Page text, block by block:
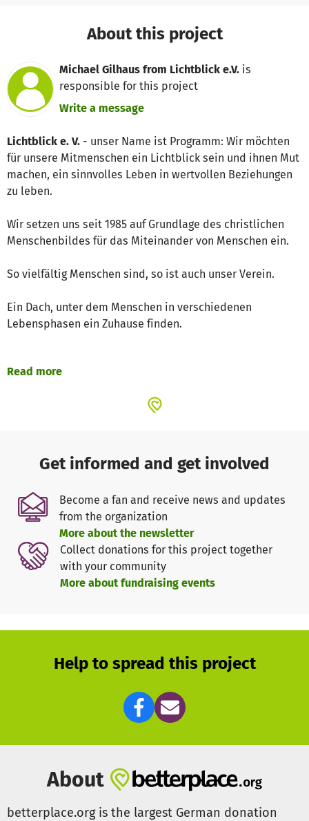
About this project
Michael Gilhaus from Lichtblick e.V. is
responsible for this project
Write a message
Lichtblick e. V. - unser Name ist Programm: Wir möchten
für unsere Mitmenschen ein Lichtblick sein und ihnen Mut
machen, ein sinnvolles Leben in wertvollen Beziehungen
zu leben.
Wir setzen uns seit 1985 auf Grundlage des christlichen
Menschenbildes für das Miteinander von Menschen ein.
So vielfältig Menschen sind, so ist auch unser Verein.
Ein Dach, unter dem Menschen in verschiedenen
Lebensphasen ein Zuhause finden.
uns wichtig. Unsere Angebote und Hilfeleistungen gelten
Nationalität, Persönlichkeit oder Religion.
Schwangerenberatung
Sie sind schwanger und wünschen sich Unterstützung
oder sind unsicher, ob Sie Ihr Kind bekommen möchten?
Sie haben einen Schwangerschaftsabbruch erlebt und
möchten darüber sprechen?
Wir sind für Sie da, nehmen uns die Zeit für Sie, die Sie
Wenn Sie es möchten, begleiten wir Sie und gern auch ihre
Familie während der Schwangerschaft sowie nach der
können bei uns Beratung, Coaching und Mentoring sowie
Bildungsangebote wahrnehmen.
Read more
Get informed and get involved
Become a fan and receive news and updates
from the organization
More about the newsletter
Collect donations for this project together
with your community
More about fundraising events
Help to spread this project
About
betterplace.org is the largest German donation